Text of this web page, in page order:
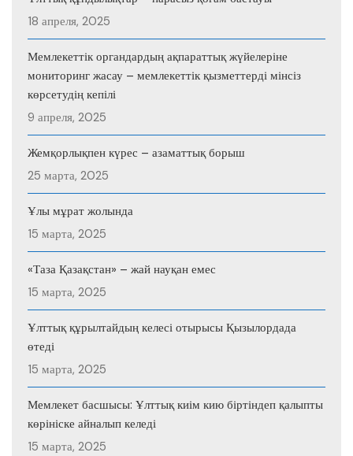
18 апреля, 2025
Мемлекеттік органдардың ақпараттық жүйелеріне
мониторинг жасау – мемлекеттік қызметтерді мінсіз
көрсетудің кепілі
9 апреля, 2025
Жемқорлықпен күрес – азаматтық борыш
25 марта, 2025
Ұлы мұрат жолында
15 марта, 2025
«Таза Қазақстан» – жай науқан емес
15 марта, 2025
Ұлттық құрылтайдың келесі отырысы Қызылордада
өтеді
15 марта, 2025
Мемлекет басшысы: Ұлттық киім кию біртіндеп қалыпты
көрініске айналып келеді
15 марта, 2025